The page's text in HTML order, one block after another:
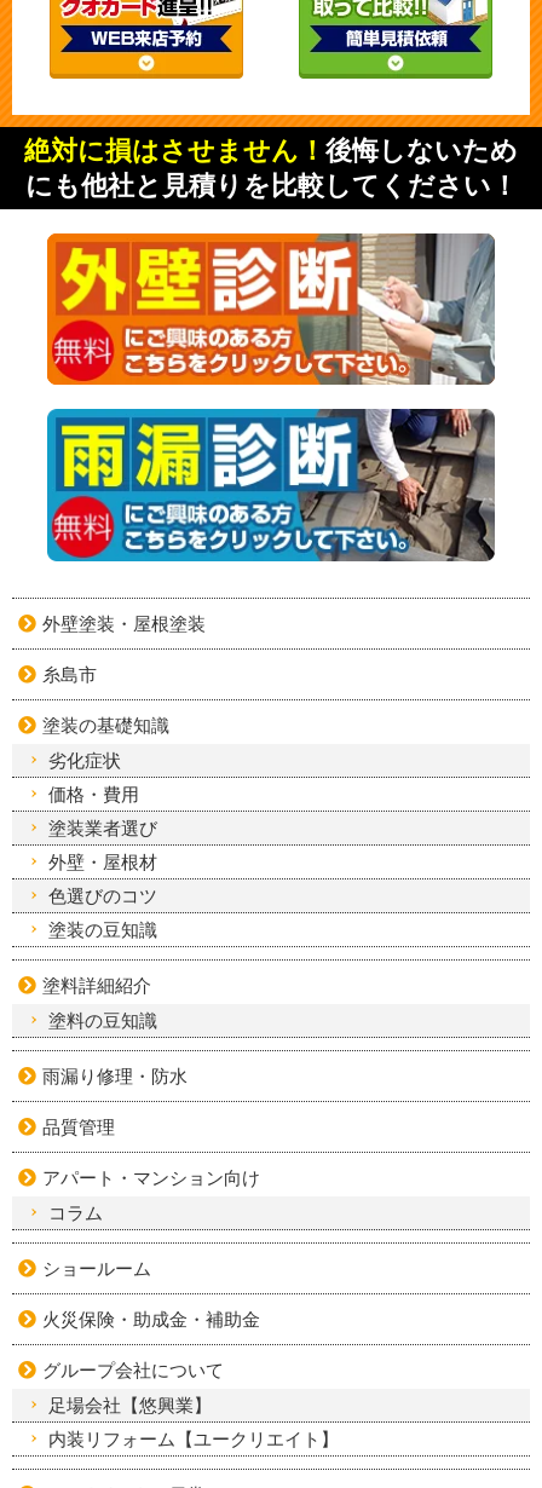
絶対に損はさせません！ 後悔しないため
にも他社と見積りを比較してください！
外壁塗装・屋根塗装
糸島市
塗装の基礎知識
劣化症状
価格・費用
塗装業者選び
外壁・屋根材
色選びのコツ
塗装の豆知識
塗料詳細紹介
塗料の豆知識
雨漏り修理・防水
品質管理
アパート・マンション向け
コラム
ショールーム
火災保険・助成金・補助金
グループ会社について
足場会社【悠興業】
内装リフォーム【ユークリエイト】